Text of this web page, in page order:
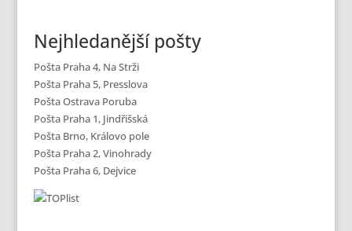
Nejhledanější pošty
Pošta Praha 4, Na Strži
Pošta Praha 5, Presslova
Pošta Ostrava Poruba
Pošta Praha 1, Jindřišská
Pošta Brno, Královo pole
Pošta Praha 2, Vinohrady
Pošta Praha 6, Dejvice